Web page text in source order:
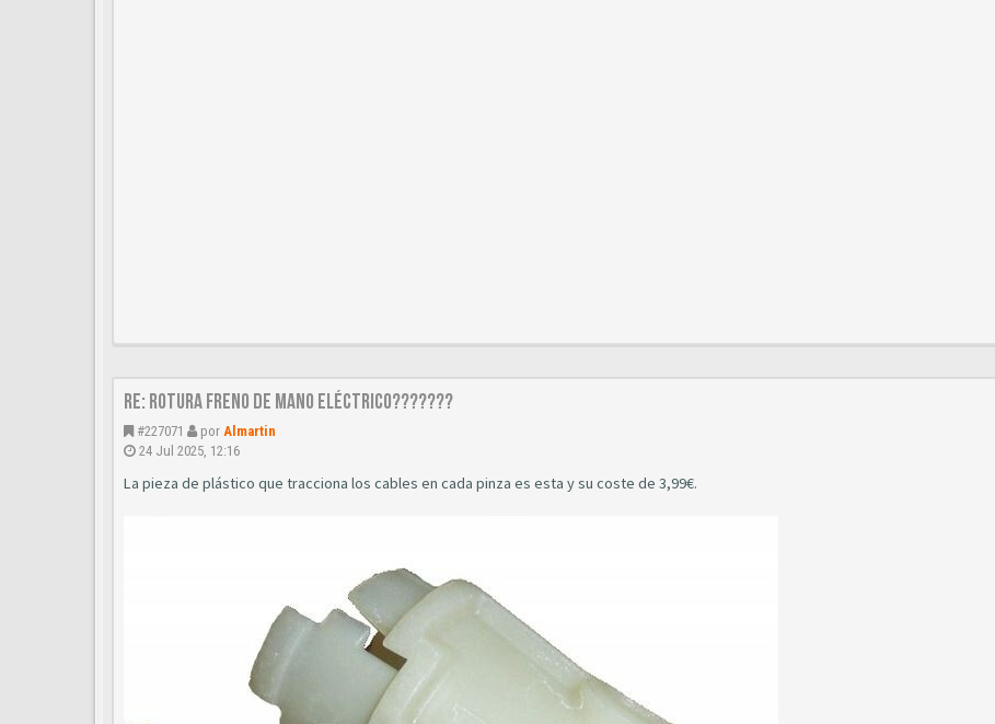
Re: Rotura freno de mano eléctrico???????
#227071 por Almartin
24 Jul 2025, 12:16
La pieza de plástico que tracciona los cables en cada pinza es esta y su coste de 3,99€.